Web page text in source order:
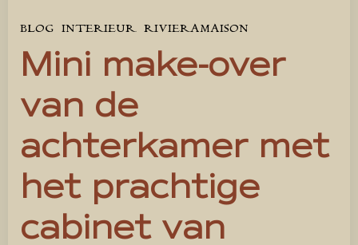
BLOG INTERIEUR RIVIERAMAISON
Mini make-over
van de
achterkamer met
het prachtige
cabinet van